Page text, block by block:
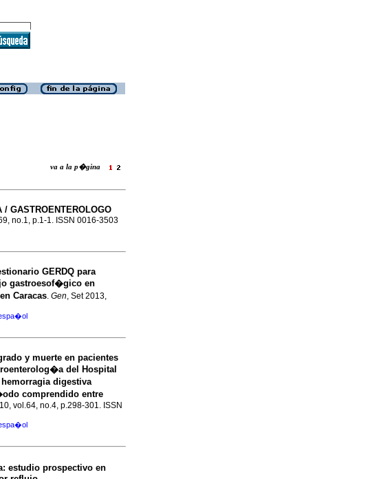
va a la p�gina
/ GASTROENTEROLOGO
no.1, p.1-1. ISSN 0016-3503
GERDQ para
gastroesof�gico en
Caracas. Gen, Set 2013,
y muerte en pacientes
del Hospital
digestiva
comprendido entre
vol.64, no.4, p.298-301. ISSN
: estudio prospectivo en